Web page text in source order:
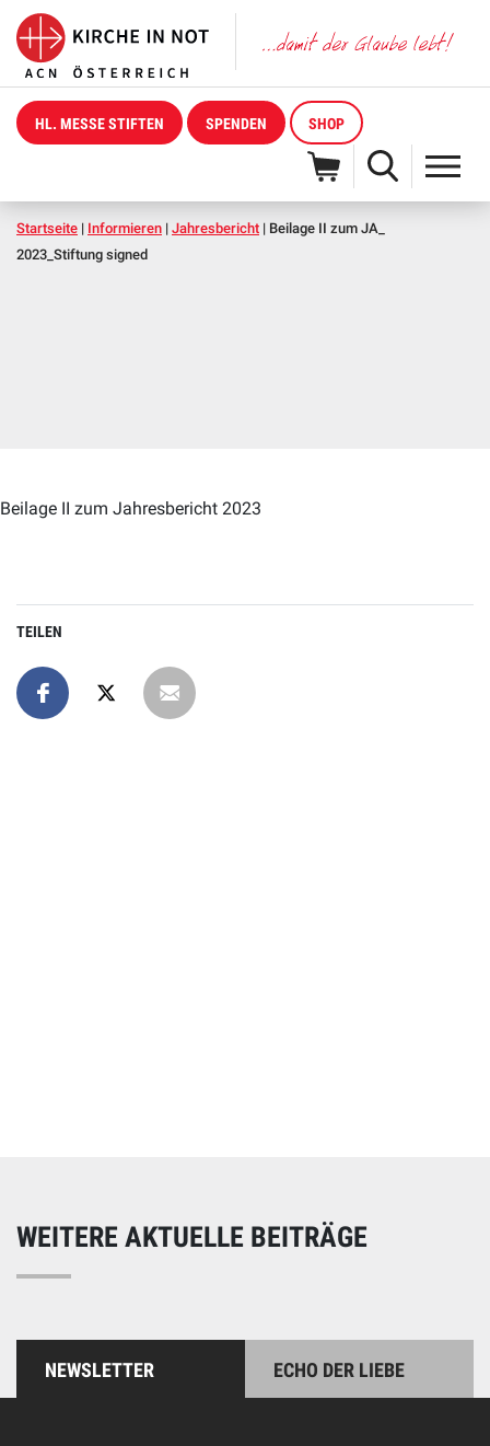
HL. MESSE STIFTEN SPENDEN SHOP
Startseite | Informieren | Jahresbericht | Beilage II zum JA_
2023_Stiftung signed
Beilage II zum Jahresbericht 2023
TEILEN
WEITERE AKTUELLE BEITRÄGE
NEWSLETTER ECHO DER LIEBE